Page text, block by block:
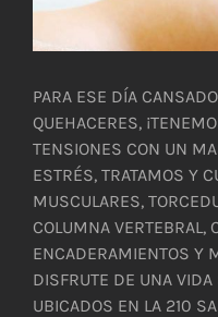
PARA ESE DÍA
QUEHACERES,
TENSIONES CON UN
ESTRÉS, TRATAMOS Y
MUSCULARES,
COLUMNA VERTEBRAL,
ENCADERAMIENTOS Y
DISFRUTE DE UNA
UBICADOS EN LA 210